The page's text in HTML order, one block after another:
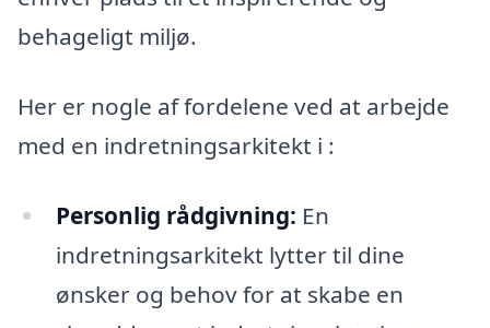
behageligt miljø.
Her er nogle af fordelene ved at arbejde
med en indretningsarkitekt i :
Personlig rådgivning: En
indretningsarkitekt lytter til dine
ønsker og behov for at skabe en